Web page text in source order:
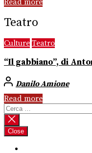
Read more
Teatro
Culture Teatro
“Il gabbiano”, di
Danilo Amione
Read more
Ricerca
per:
Close